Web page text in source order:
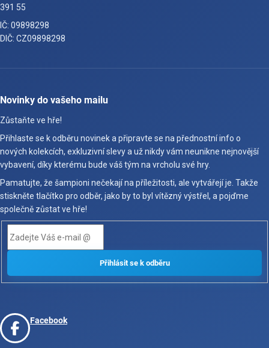
391 55
IČ: 09898298
DIČ: CZ09898298
Novinky do vašeho mailu
Zůstaňte ve hře!
Přihlaste se k odběru novinek a připravte se na přednostní info o
nových kolekcích, exkluzivní slevy a už nikdy vám neunikne nejnovější
vybavení, díky kterému bude váš tým na vrcholu své hry.
Pamatujte, že šampioni nečekají na příležitosti, ale vytvářejí je. Takže
stiskněte tlačítko pro odběr, jako by to byl vítězný výstřel, a pojďme
společně zůstat ve hře!
Facebook